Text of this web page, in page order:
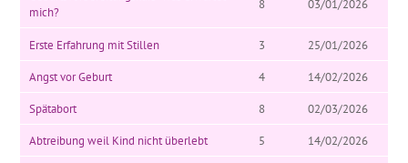
mich?
8 03/01/2026
Erste Erfahrung mit Stillen 3 25/01/2026
Angst vor Geburt 4 14/02/2026
Spätabort 8 02/03/2026
Abtreibung weil Kind nicht überlebt 5 14/02/2026